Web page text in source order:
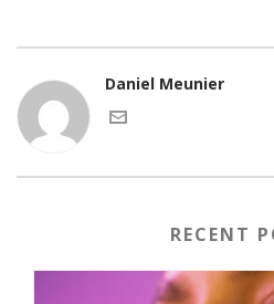
Daniel Meunier
RECENT